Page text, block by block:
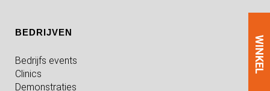
WINKEL
BEDRIJVEN
Bedrijfs events
Clinics
Demonstraties